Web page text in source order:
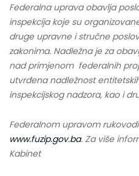
Federalna uprava obavlja
inspekcija koje su
druge upravne i stručne
zakonima. Nadležna je za
nad primjenom federalnih
utvrđena nadležnost
inspekcijskog nadzora, kao i
Federalnom upravom
www.fuzip.gov.ba. Za više
Kabinet